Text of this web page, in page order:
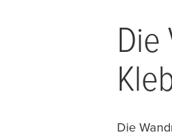
Die
Die